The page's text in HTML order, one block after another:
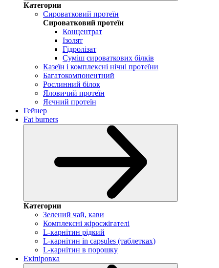
Категории
Сироватковий протеїн
Сироватковий протеїн
Концентрат
Ізолят
Гідролізат
Суміш сироваткових білків
Казеїн і комплексні нічні протеїни
Багатокомпонентний
Рослинний білок
Яловичий протеїн
Яєчний протеїн
Гейнер
Fat burners
Категории
Зелений чай, кави
Комплексні жіросжігателі
L-карнітин рідкий
L-карнітин in capsules (таблетках)
L-карнітин в порошку
Екіпіровка